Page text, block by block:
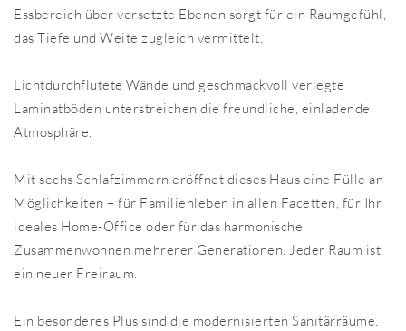
Essbereich über versetzte Ebenen sorgt für ein Raumgefühl,
das Tiefe und Weite zugleich vermittelt.
Lichtdurchflutete Wände und geschmackvoll verlegte
Laminatböden unterstreichen die freundliche, einladende
Atmosphäre.
Mit sechs Schlafzimmern eröffnet dieses Haus eine Fülle an
Möglichkeiten – für Familienleben in allen Facetten, für Ihr
ideales Home-Office oder für das harmonische
Zusammenwohnen mehrerer Generationen. Jeder Raum ist
ein neuer Freiraum.
Ein besonderes Plus sind die modernisierten Sanitärräume.